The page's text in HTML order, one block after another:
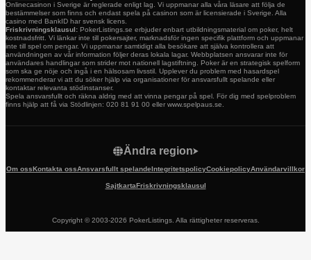
Onlinecasinon i Sverige är reglerade enligt lag. Vi uppmanar alla våra läsare att följa de
bestämmelser som finns och endast spela på casinon som är licensierade i Sverige. Alla
casino med BankID har svensk licens.
Friskrivningsklausul: PokerListings.se erbjuder enbart utbildningsmaterial om poker, helt
kostnadsfritt. Vi länkar inte till pokersajter, marknadsför ingen specifik plattform och uppmanar
inte till spel om pengar. Vi uppmanar samtidigt alla besökare att själva kontrollera att
användningen av vår information följer deras lokala lagar. Webbplatsen ansvarar inte för
användares handlingar som strider mot nationell lagstiftning. Poker är en strategisk spelform
som ska ge nöje och ingå i en hälsosam livsstil. Upplever du problem med hasardspel
rekommenderar vi att du söker hjälp via organisationer för ansvarsfullt spelande eller
kontaktar relevanta stödinstanser.
Spela ansvarsfullt och räkna aldrig med att vinna pengar på spel. För dig med spelproblem
finns hjälp att få via Stödlinjen: 020 81 91 00 eller www.spelpaus.se.
Om ossKontakta ossAnsvarsfullt spelandeIntegritetspolicyCookiepolicyAnvändarvillkor
SajtkartaFriskrivningsklausul
Ändra region
Copyright © 2003-2026 PokerListings. Alla rättigheter reserveras.